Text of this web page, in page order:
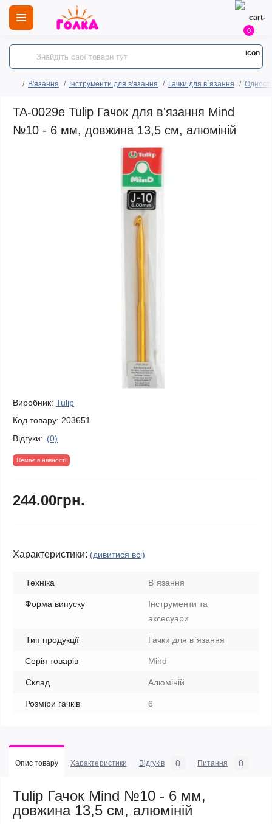
0
В'язання Інструменти для в'язання Гачки для в`язання
TA-0029e Tulip Гачок для в'язання Mind
№10 - 6 мм, довжина 13,5 см, алюміній
Виробник: Tulip
Код товару: 203651
Відгуки: (0)
Немає в нявності
244.00грн.
Характеристики: (дивитися всі)
Техніка В`язання
Форма випуску
Інструменти та
аксесуари
Тип продукції Гачки для в`язання
Серія товарів Mind
Склад Алюміній
Розміри гачків 6
Опис товару Характеристики Відгуків 0 Питання 0
Tulip Гачок Mind №10 - 6 мм,
довжина 13,5 см, алюміній